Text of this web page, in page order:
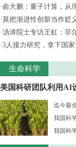
·俞大鹏：量子计算，从
·莫把渐进性创新当作贬
·汤涛院士专访王虹：菲
·3人接力研究，拿下国
生命科学
美国科研团队利用AI
迄今最
我国科
我国科